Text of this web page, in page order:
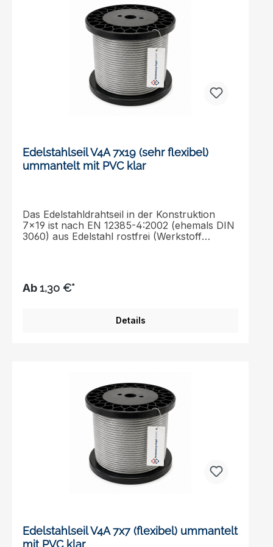
herausragenden Qualität und Leistung.*Sie
benötigen das Drahtseil in einer anderen
Länge? Schreiben Sie uns eine kurze E-Mail
mit Ihrem Wunschmaß an shop@tecklenborg-
kegel.de und Sie erhalten ein unverbindliches
Edelstahlseil V4A 7x19 (sehr flexibel)
ummantelt mit PVC klar
Das Edelstahldrahtseil in der Konstruktion
7x19 ist nach EN 12385-4:2002 (ehemals DIN
3060) aus Edelstahl rostfrei (Werkstoff
Dehnung und Flexibilität.
Ab1,30 €*
Details
Edelstahlseil V4A 7x7 (flexibel) ummantelt
mit PVC klar